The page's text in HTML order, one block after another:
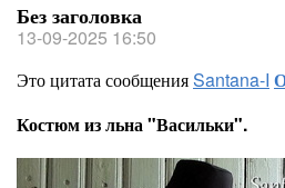
Без заголовка
13-09-2025 16:50
Это цитата сообщенияSantana-I
Костюм из льна "Васильки".